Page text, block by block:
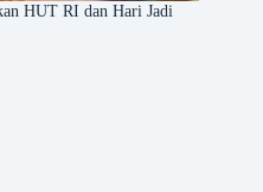
HUT RI dan Hari Jadi